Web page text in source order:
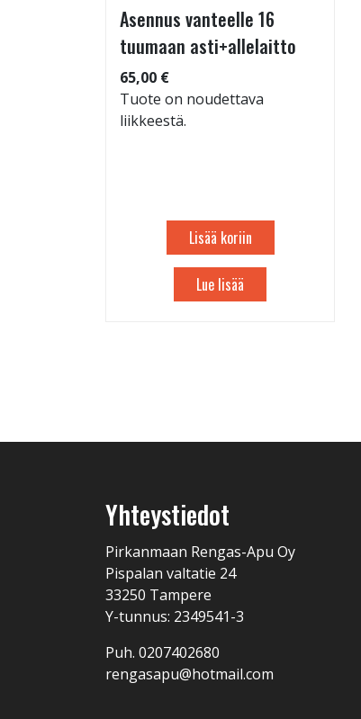
Asennus vanteelle 16
tuumaan asti+allelaitto
65,00 €
Tuote on noudettava
liikkeestä.
Lisää koriin
Lue lisää
Yhteystiedot
Pirkanmaan Rengas-Apu Oy
Pispalan valtatie 24
33250 Tampere
Y-tunnus: 2349541-3
Puh. 0207402680
rengasapu@hotmail.com